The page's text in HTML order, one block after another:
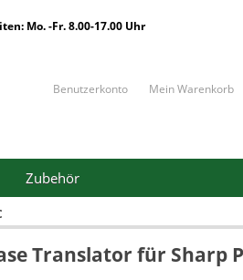
Mo. -Fr. 8.00-17.00 Uhr
Benutzerkonto Mein Warenkorb
Zubehör
Translator für Sharp